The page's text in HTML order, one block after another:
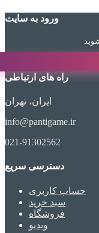
ورود به سایت
راه های ارتباطی
ایران، تهران
info@pantigame.ir
021-91302562
دسترسی سریع
حساب کاربری
سبد خرید
فروشگاه
ویدیو